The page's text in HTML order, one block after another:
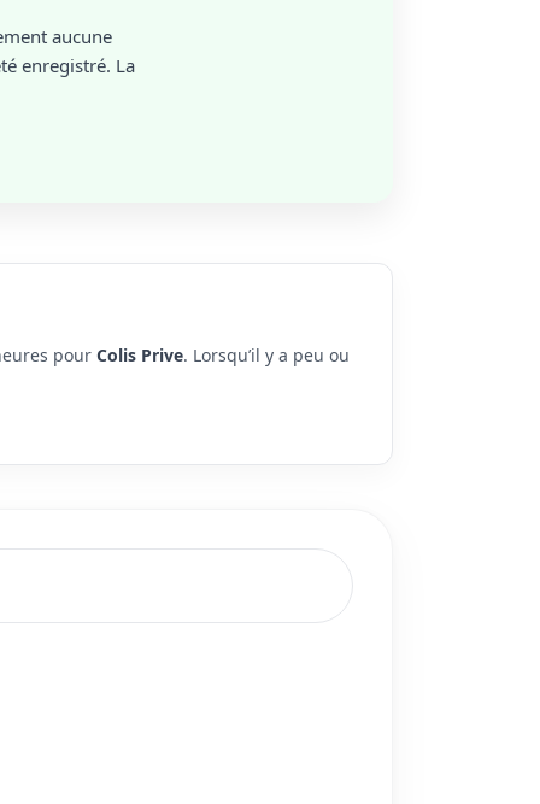
aucune
enregistré. La
pour Colis Prive. Lorsqu’il y a peu ou